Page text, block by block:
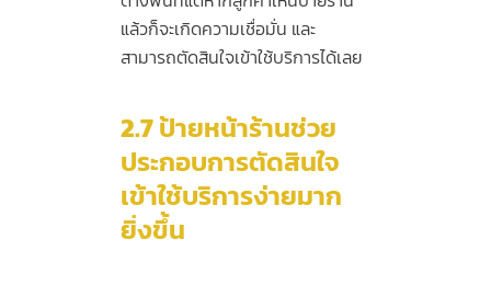
แล้วก็จะเกิดความเชื่อมั่น และ
สามารถตัดสินใจเข้าใช้บริการได้เลย
2.7ป้ายหน้าร้านช่วย
ประกอบการตัดสินใจ
เข้าใช้บริการง่ายมาก
ยิ่งขึ้น